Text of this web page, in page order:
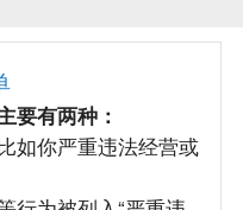
要有两种：
如你严重违法经营或